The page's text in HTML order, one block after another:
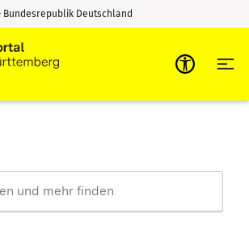
Bundesrepublik Deutschland